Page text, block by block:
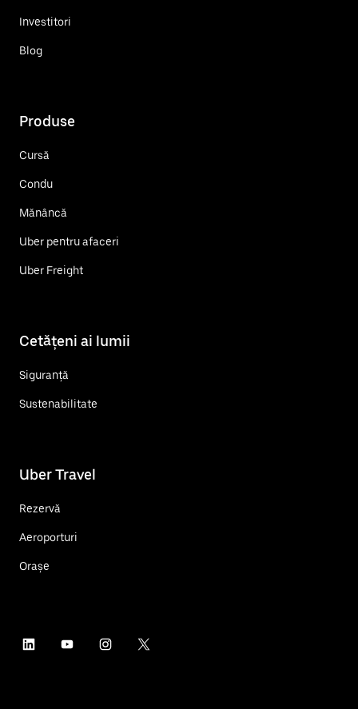
Investitori
Blog
Produse
Cursă
Condu
Mănâncă
Uber pentru afaceri
Uber Freight
Cetățeni ai lumii
Siguranță
Sustenabilitate
Uber Travel
Rezervă
Aeroporturi
Orașe